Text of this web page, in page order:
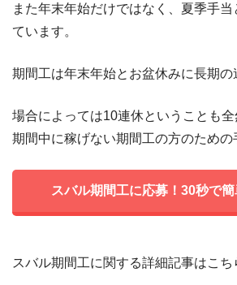
また年末年始だけではなく、夏季手
ています。
期間工は年末年始とお盆休みに長期の
場合によっては10連休ということも
期間中に稼げない期間工の方のための
スバル期間工に応募！30秒で簡
スバル期間工に関する詳細記事はこち